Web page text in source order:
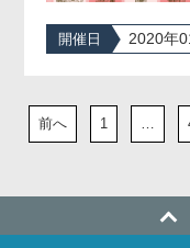
開催日 2020年
前へ 1 …